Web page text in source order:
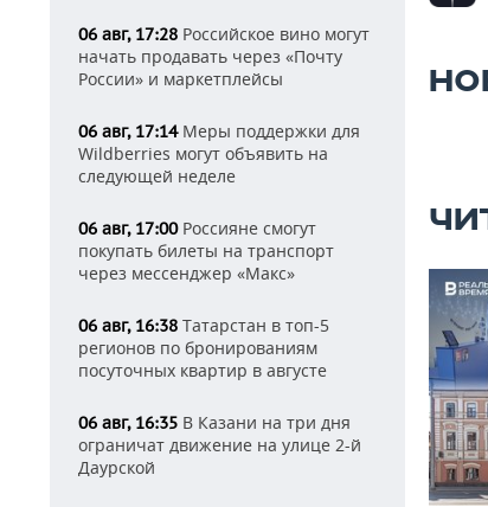
06 авг, 17:28 Российское вино могут
начать продавать через «Почту
России» и маркетплейсы
06 авг, 17:14Меры поддержки для
Wildberries могут объявить на
следующей неделе
06 авг, 17:00Россияне смогут
покупать билеты на транспорт
через мессенджер «Макс»
06 авг, 16:38 Татарстан в топ-5
регионов по бронированиям
посуточных квартир в августе
06 авг, 16:35 В Казани на три дня
ограничат движение на улице 2-й
Даурской